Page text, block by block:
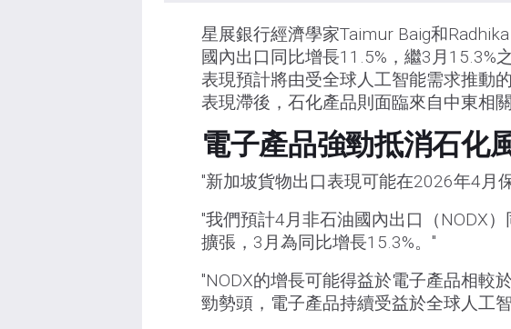
星展銀行經濟學家Taimur Baig和
國內出口同比增長11.5%，繼3月15.3%
表現預計將由受全球人工智能需求推動
表現滯後，石化產品則面臨來自中東相
電子產品強勁抵消石化
"新加坡貨物出口表現可能在2026年4月
"我們預計4月非石油國內出口（NODX
擴張，3月為同比增長15.3%。"
"NODX的增長可能得益於電子產品相較
勁勢頭，電子產品持續受益於全球人工